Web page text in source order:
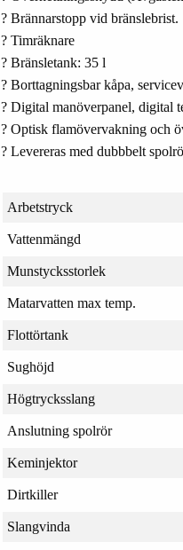
? Brännarstopp vid bränslebrist.
? Timräknare
? Bränsletank: 35 l
? Borttagningsbar kåpa,
? Digital manöverpanel, digital
? Optisk flamövervakning och
? Levereras med dubbbelt
Arbetstryck
Vattenmängd
Munstycksstorlek
Matarvatten max temp.
Flottörtank
Sughöjd
Högtrycksslang
Anslutning spolrör
Keminjektor
Dirtkiller
Slangvinda